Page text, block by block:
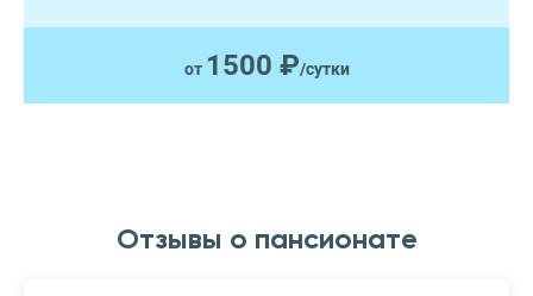
от 1500 ₽/сутки
Отзывы о пансионате